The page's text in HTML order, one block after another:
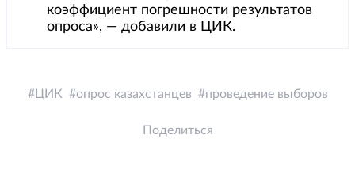
коэффициент погрешности результатов
опроса», — добавили в ЦИК.
ЦИК опрос казахстанцев проведение выборов
Поделиться